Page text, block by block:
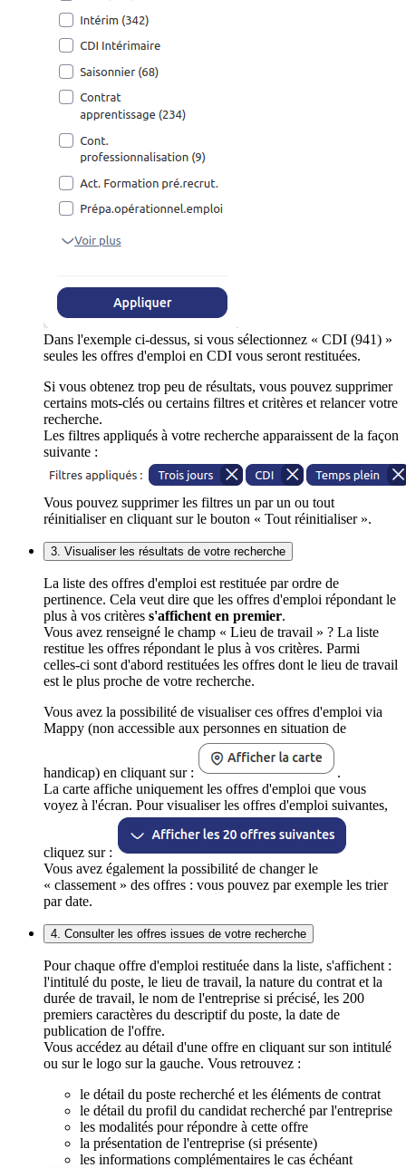
Dans l'exemple ci-dessus, si vous sélectionnez « CDI (941) »
seules les offres d'emploi en CDI vous seront restituées.
Si vous obtenez trop peu de résultats, vous pouvez supprimer
certains mots-clés ou certains filtres et critères et relancer votre
recherche.
Les filtres appliqués à votre recherche apparaissent de la façon
suivante :
Vous pouvez supprimer les filtres un par un ou tout
réinitialiser en cliquant sur le bouton « Tout réinitialiser ».
3. Visualiser les résultats de votre recherche
La liste des offres d'emploi est restituée par ordre de
pertinence. Cela veut dire que les offres d'emploi répondant le
plus à vos critères s'affichent en premier.
Vous avez renseigné le champ « Lieu de travail » ? La liste
restitue les offres répondant le plus à vos critères. Parmi
celles-ci sont d'abord restituées les offres dont le lieu de travail
est le plus proche de votre recherche.
Vous avez la possibilité de visualiser ces offres d'emploi via
Mappy (non accessible aux personnes en situation de
handicap) en cliquant sur :
.
La carte affiche uniquement les offres d'emploi que vous
voyez à l'écran. Pour visualiser les offres d'emploi suivantes,
cliquez sur :
Vous avez également la possibilité de changer le
« classement » des offres : vous pouvez par exemple les trier
par date.
4. Consulter les offres issues de votre recherche
Pour chaque offre d'emploi restituée dans la liste, s'affichent :
l'intitulé du poste, le lieu de travail, la nature du contrat et la
durée de travail, le nom de l'entreprise si précisé, les 200
premiers caractères du descriptif du poste, la date de
publication de l'offre.
Vous accédez au détail d'une offre en cliquant sur son intitulé
ou sur le logo sur la gauche. Vous retrouvez :
le détail du poste recherché et les éléments de contrat
le détail du profil du candidat recherché par l'entreprise
les modalités pour répondre à cette offre
la présentation de l'entreprise (si présente)
les informations complémentaires le cas échéant